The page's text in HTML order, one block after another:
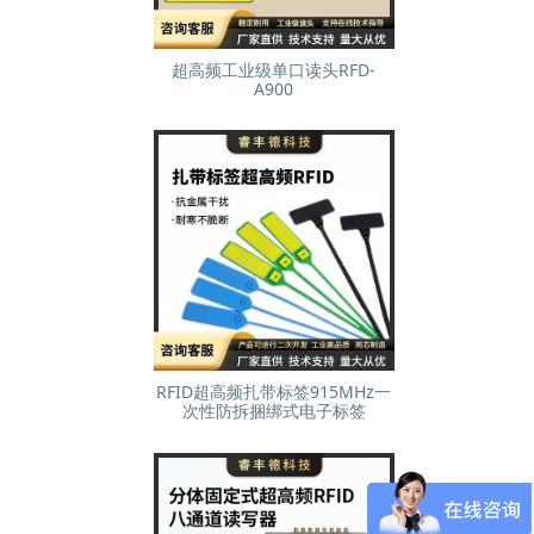
超高频工业级单口读头RFD-
A900
RFID超高频扎带标签915MHz一
次性防拆捆绑式电子标签